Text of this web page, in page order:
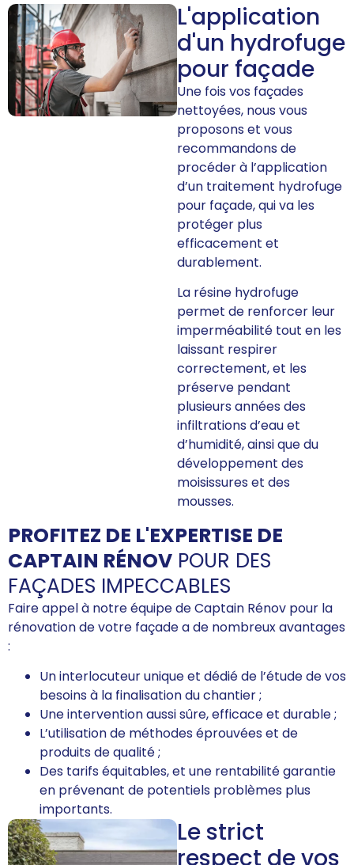
L'application
d'un hydrofuge
pour façade
Une fois vos façades
nettoyées, nous vous
proposons et vous
recommandons de
procéder à l’application
d’un traitement hydrofuge
pour façade, qui va les
protéger plus
efficacement et
durablement.
La résine hydrofuge
permet de renforcer leur
imperméabilité tout en les
laissant respirer
correctement, et les
préserve pendant
plusieurs années des
infiltrations d’eau et
d’humidité, ainsi que du
développement des
moisissures et des
mousses.
PROFITEZ DE L'EXPERTISE DE
CAPTAIN RÉNOV POUR DES
FAÇADES IMPECCABLES
Faire appel à notre équipe de Captain Rénov pour la
rénovation de votre façade a de nombreux avantages
:
Un interlocuteur unique et dédié de l’étude de vos
besoins à la finalisation du chantier ;
Une intervention aussi sûre, efficace et durable ;
L’utilisation de méthodes éprouvées et de
produits de qualité ;
Des tarifs équitables, et une rentabilité garantie
en prévenant de potentiels problèmes plus
importants.
Le strict
respect de vos